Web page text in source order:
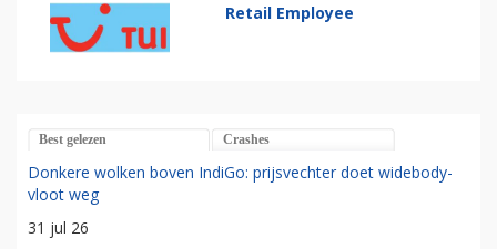
Retail Employee
Best gelezen Crashes
Donkere wolken boven IndiGo: prijsvechter doet widebody-
vloot weg
31 jul 26